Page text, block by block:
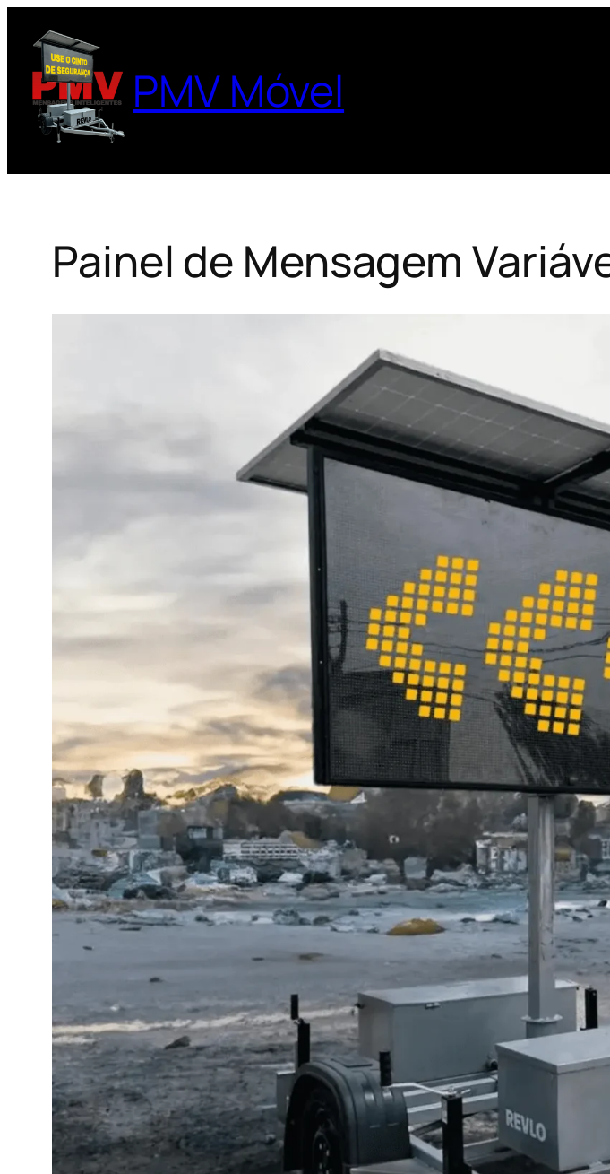
para
conteúdo
PMV Móvel
Painel de Mensagem